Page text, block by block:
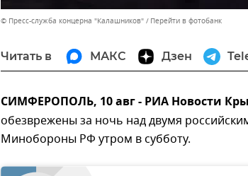
© Пресс-служба концерна "Калашников" Перейти в фотобанк
Читать в МАКС Дзен
СИМФЕРОПОЛЬ, 10 авг - РИА Новости
обезврежены за ночь над двумя
Минобороны РФ утром в субботу.